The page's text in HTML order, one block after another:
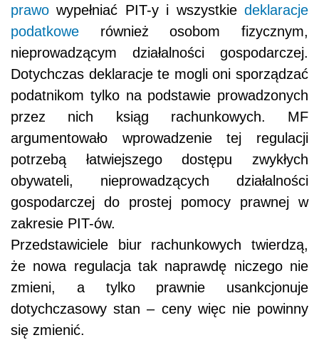
prawo wypełniać PIT-y i wszystkie deklaracje
podatkowe również osobom fizycznym,
nieprowadzącym działalności gospodarczej.
Dotychczas deklaracje te mogli oni sporządzać
podatnikom tylko na podstawie prowadzonych
przez nich ksiąg rachunkowych. MF
argumentowało wprowadzenie tej regulacji
potrzebą łatwiejszego dostępu zwykłych
obywateli, nieprowadzących działalności
gospodarczej do prostej pomocy prawnej w
zakresie PIT-ów.
Przedstawiciele biur rachunkowych twierdzą,
że nowa regulacja tak naprawdę niczego nie
zmieni, a tylko prawnie usankcjonuje
dotychczasowy stan – ceny więc nie powinny
się zmienić.